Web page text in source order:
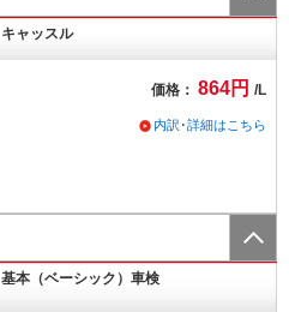
キャッスル
価格： 864円 /L
内訳･詳細はこちら
基本（ベーシック）車検